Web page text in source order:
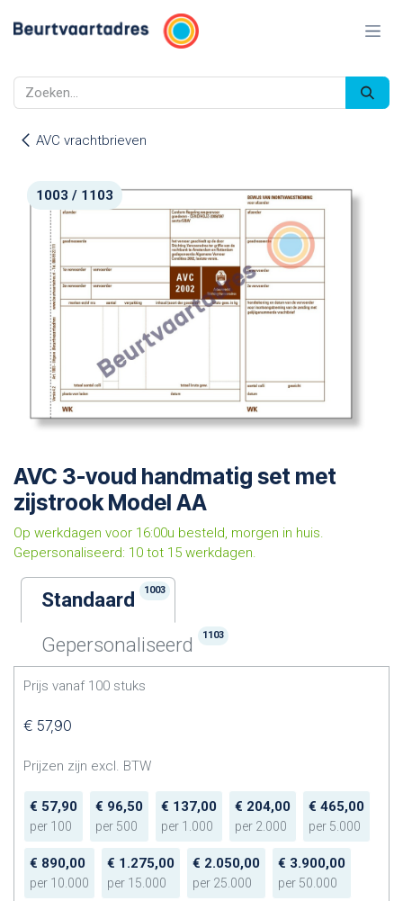
AVC vrachtbrieven
1003 / 1103
AVC 3-voud handmatig set met
zijstrook Model AA
Op werkdagen voor 16:00u besteld, morgen in huis.
Gepersonaliseerd: 10 tot 15 werkdagen.
Standaard 1003
Gepersonaliseerd 1103
Prijs vanaf 100 stuks
€ 57,90
Prijzen zijn excl. BTW
€ 57,90
per 100
€ 96,50
per 500
€ 137,00
per 1.000
€ 204,00
per 2.000
€ 465,00
per 5.000
€ 890,00
per 10.000
€ 1.275,00
per 15.000
€ 2.050,00
per 25.000
€ 3.900,00
per 50.000